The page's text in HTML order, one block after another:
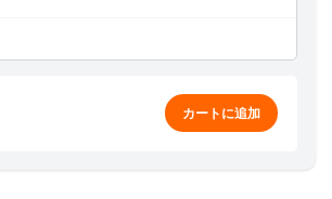
カートに追加